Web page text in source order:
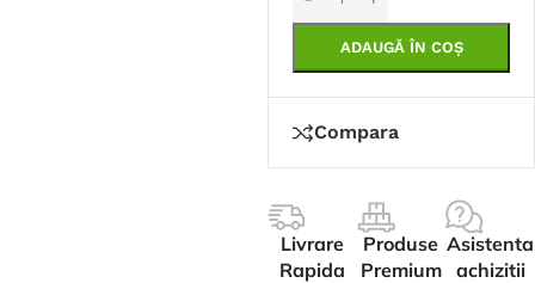
ADAUGĂ ÎN COȘ
Compara
Livrare
Rapida
Produse
Premium
Asistenta
achizitii